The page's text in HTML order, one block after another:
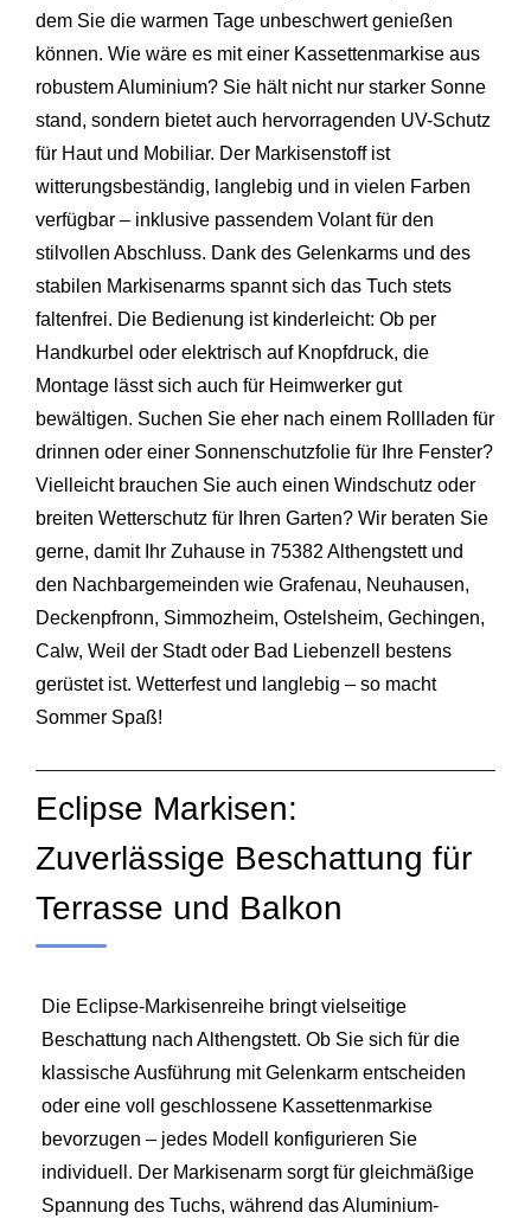
dem Sie die warmen Tage unbeschwert genießen
können. Wie wäre es mit einer Kassettenmarkise aus
robustem Aluminium? Sie hält nicht nur starker Sonne
stand, sondern bietet auch hervorragenden UV-Schutz
für Haut und Mobiliar. Der Markisenstoff ist
witterungsbeständig, langlebig und in vielen Farben
verfügbar – inklusive passendem Volant für den
stilvollen Abschluss. Dank des Gelenkarms und des
stabilen Markisenarms spannt sich das Tuch stets
faltenfrei. Die Bedienung ist kinderleicht: Ob per
Handkurbel oder elektrisch auf Knopfdruck, die
Montage lässt sich auch für Heimwerker gut
bewältigen. Suchen Sie eher nach einem Rollladen für
drinnen oder einer Sonnenschutzfolie für Ihre Fenster?
Vielleicht brauchen Sie auch einen Windschutz oder
breiten Wetterschutz für Ihren Garten? Wir beraten Sie
gerne, damit Ihr Zuhause in 75382 Althengstett und
den Nachbargemeinden wie Grafenau, Neuhausen,
Deckenpfronn, Simmozheim, Ostelsheim, Gechingen,
Calw, Weil der Stadtoder Bad Liebenzell
bestens
gerüstet ist. Wetterfest und langlebig – so macht
Sommer Spaß!
Eclipse Markisen:
Zuverlässige Beschattung für
Terrasse und Balkon
Die Eclipse-Markisenreihe bringt vielseitige
Beschattung nach Althengstett. Ob Sie sich für die
klassische Ausführung mit Gelenkarm entscheiden
oder eine voll geschlossene Kassettenmarkise
bevorzugen – jedes Modell konfigurieren Sie
individuell. Der Markisenarm sorgt für gleichmäßige
Spannung des Tuchs, während das Aluminium-